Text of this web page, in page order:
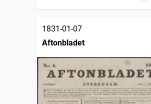
1831-01-07
Aftonbladet